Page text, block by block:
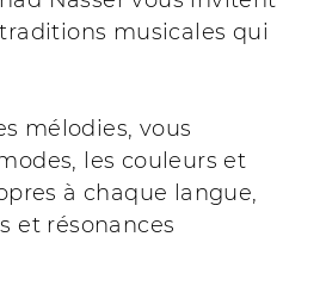
musicales qui
mélodies, vous
les couleurs et
à chaque langue,
et résonances